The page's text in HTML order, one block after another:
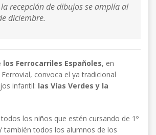
recepción de dibujos se amplía al
diciembre.
los Ferrocarriles Españoles, en
convoca el ya tradicional
infantil: las Vías Verdes y la
los niños que estén cursando de 1º
también todos los alumnos de los